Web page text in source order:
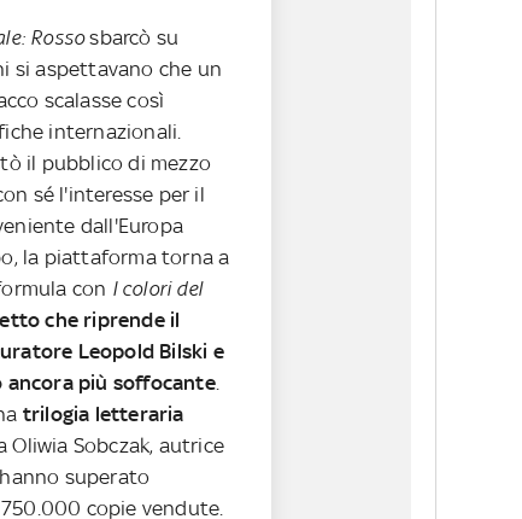
Rossosbarcò su
si aspettavano che un
scalasse così
internazionali.
il pubblico di mezzo
sé l'interesse per il
dall'Europa
la piattaforma torna a
con I colori del
che riprende il
Leopold Bilski e
ancora più soffocante.
trilogia letteraria
Oliwia Sobczak, autrice
superato
copie vendute.